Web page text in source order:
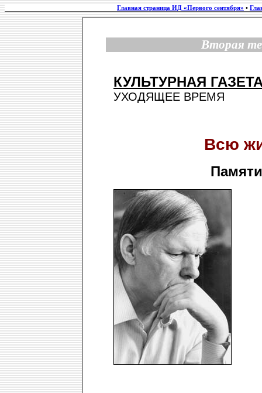
Главная страница ИД «Первого сентября» •
Вторая
КУЛЬТУРНАЯ
УХОДЯЩЕЕ ВРЕМЯ
Всю